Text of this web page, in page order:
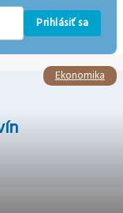
Prihlásiť sa
Ekonomika